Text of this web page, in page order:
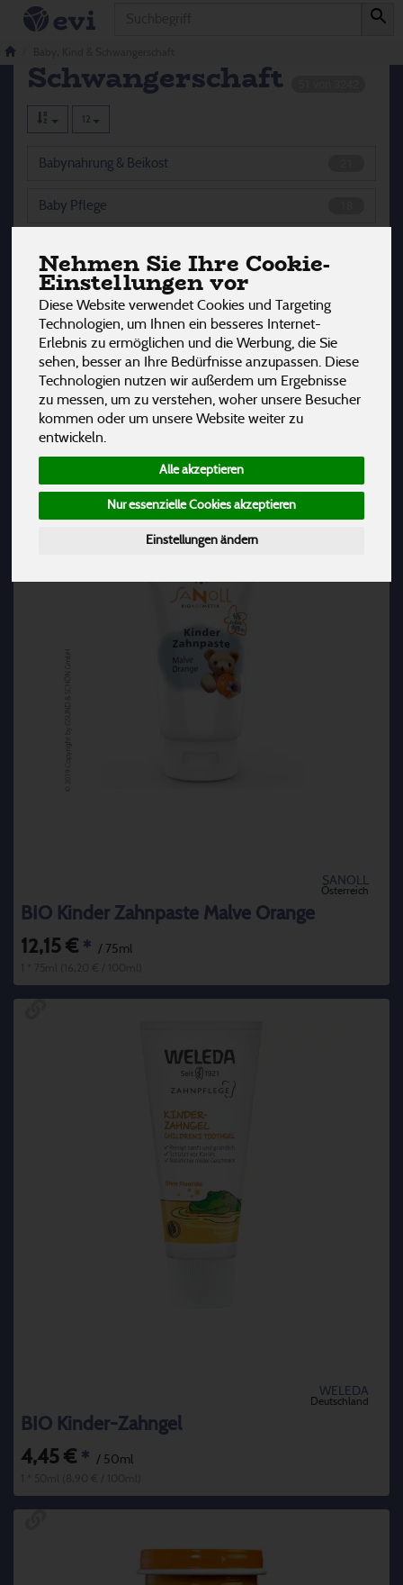
Nehmen Sie Ihre Cookie-
Einstellungen vor
Diese Website verwendet Cookies und Targeting
Technologien, um Ihnen ein besseres Internet-
Erlebnis zu ermöglichen und die Werbung, die Sie
sehen, besser an Ihre Bedürfnisse anzupassen. Diese
Technologien nutzen wir außerdem um Ergebnisse
zu messen, um zu verstehen, woher unsere Besucher
kommen oder um unsere Website weiter zu
entwickeln.
Alle akzeptieren
Nur essenzielle Cookies akzeptieren
Einstellungen ändern
Baby, Kind &
Schwangerschaft
12
Babynahrung & Beikost
Baby Pflege
Stillen & Schwangerschaft
Windeln
Hersteller Ernährung Allergene
SANOLL
Österreich
BIO Kinder Zahnpaste Malve Orange
12,15 € * / 75ml
WELEDA
Deutschland
BIO Kinder-Zahngel
4,45 € * / 50ml